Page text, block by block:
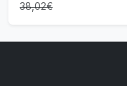
38,02€